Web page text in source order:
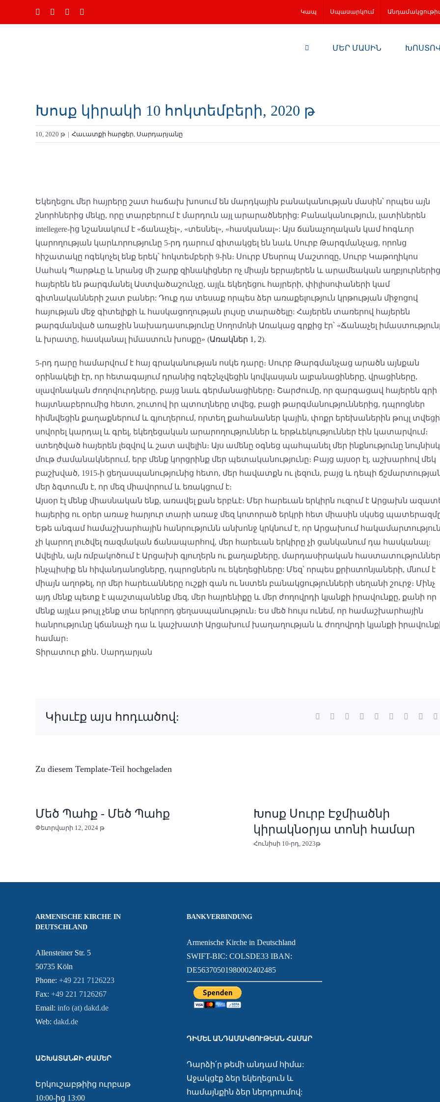
ՖեյսբուքInstagramYouTube Կապ Սպասարկում
ՄԵՐ ՄԱՍԻՆ
Խոսք կիրակի 10 հոկտեմբերի, 2020 թ
10, 2020 թ | Հաւատքի հարցեր, Սարդարյանը
պատկեր
Եկեղեցու մեր հայրերը շատ հաճախ խոսում են մարդկային բանականության մասին՝ որպես այն
շնորհներից մեկը, որը տարբերում է մարդուն այլ արարածներից: Բանականություն, լատիներեն
intellegere-ից նշանակում է «ճանաչել», «տեսնել», «հասկանալ»: Այս ճանաչողական կամ հոգևոր
կարողության կարևորությունը 5-րդ դարում գիտակցել են նաև Սուրբ Թարգմանչաց, որոնց
հիշատակը ոգեկոչել ենք երեկ՝ հոկտեմբերի 9-ին։ Սուրբ Մեսրոպ Մաշտոզը, Սուրբ Կաթողիկոս
Սահակ Պարթևը և նրանց մի շարք զինակիցներ ոչ միայն եբրայերեն և արամեական աղբյուրներից
հայերեն են թարգմանել Աստվածաշունչը, այլև եկեղեցու հայրերի, փիլիսոփաների կամ
գիտնականների շատ բաներ: Դուք դա տեսաք որպես ձեր առաքելություն կրթության միջոցով
հայության մեջ գիտելիքի և հասկացողության լույսը տարածելը: Հայերեն տառերով հայերեն
թարգմանված առաջին նախադասությունը Սողոմոնի Առակաց գրքից էր՝ «Ճանաչել
և խրատը, հասկանալ իմաստուն խոսքը» (Առակներ 1, 2).
5-րդ դարը համարվում է հայ գրականության ոսկե դարը։ Սուրբ Թարգմանչաց արածն այնքան
օրինակելի էր, որ հետագայում դրանից ոգեշնչվեցին կովկասյան ալբանացիները, վրացիները,
սլավոնական ժողովուրդները, բայց նաև գերմանացիները։ Շարժումը, որ զարգացավ հայերեն գրի
հայտնաբերումից հետո, շուտով իր պտուղները տվեց, բացի թարգմանություններից, դպրոցներ
հիմնվեցին քաղաքներում և գյուղերում, որտեղ քահանաներ կային, փոքր երեխաներին թույլ
սովորել կարդալ և գրել, եկեղեցական արարողություններ և երթևեկություններ էին կատարվում։
ստեղծված հայերեն լեզվով և շատ ավելին։ Այս ամենը օգնեց պահպանել մեր ինքնությունը նույնիսկ
մութ ժամանակներում, երբ մենք կորցրինք մեր պետականությունը։ Բայց այսօր էլ, աշխարհով մեկ
բաշխված, 1915-ի ցեղասպանությունից հետո, մեր հավատքն ու լեզուն, բայց և դեպի
մեր ձգտումն է, որ մեզ միավորում և եռակցում է։
Այսօր էլ մենք միասնական ենք, առավել քան երբևէ։ Մեր հարեւան երկիրն ուզում է Արցախն
հայերից ու օրեր առաջ հարյուր տարի առաջ մեզ կոտորած երկրի հետ միասին սկսեց
Եթե անգամ համաշխարհային հանրությունն անխոնջ կրկնում է, որ Արցախում
չի կարող լուծվել ռազմական ճանապարհով, մեր հարեւան երկիրը չի ցանկանում դա հասկանալ։
Ավելին, այն ռմբակոծում է Արցախի գյուղերն ու քաղաքները, մարդասիրական
ինչպիսիք են հիվանդանոցները, դպրոցներն ու եկեղեցիները: Մեզ՝ որպես քրիստոնյաների, մնում է
միայն աղոթել, որ մեր հարեւանները ուշքի գան ու նստեն բանակցությունների սեղանի շուրջ։ Մինչ
այդ մենք պետք է պաշտպանենք մեզ, մեր հայրենիքը և մեր ժողովրդի կյանքի իրավունքը, քանի որ
մենք այլևս թույլ չենք տա երկրորդ ցեղասպանություն։ Ես մեծ հույս ունեմ, որ համաշխարհային
հանրությունը կճանաչի դա և կաշխատի Արցախում խաղաղության և ժողովրդի կյանքի
համար։
Տիրատուր քհն․ Սարդարյան
Կիսւէք այս հոդւածով: ՖեյսբուքReddit LinkedInWhatsapp
tumblr Pinterest
Zu diesem Template-Teil hochgeladen
Մեծ Պահք - Մեծ Պահք
Փետրվարի 12, 2024 թ
Խոսք Սուրբ Էջմիածնի
կիրակնօրյա տոնի համար
Հունիսի 10-րդ, 2023թ
ARMENISCHE KIRCHE IN
DEUTSCHLAND
Allensteiner Str. 5
50735 Köln
Phone: +49 221 7126223
Fax: +49 221 7126267
Email: info (at) dakd.de
Web: dakd.de
ԱՇԽԱՏԱՆՔԻ ԺԱՄԵՐ
Երկուշաբթիից ուրբաթ
10:00-ից 13:00
BANKVERBINDUNG
Armenische Kirche in Deutschland
SWIFT-BIC: COLSDE33 IBAN:
DE56370501980002402485
ԴԻՄԵԼ ԱՆԴԱՄԱԿՑՈՒԹԵԱՆ ՀԱՄԱՐ
Դարձի՛ր թեմի անդամ հիմա:
Աջակցէք ձեր եկեղեցուն և
համայնքին ձեր ներդրումով: